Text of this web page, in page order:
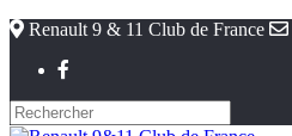
Renault 9 & 11 Club de France